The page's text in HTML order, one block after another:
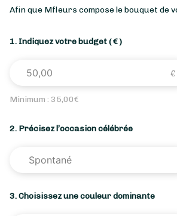
Afin que Mfleurs compose le bouquet de
1. Indiquez votre budget( € )
Minimum : 35,00€
2. Précisez l’occasion célébrée
3. Choisissez une couleur dominante